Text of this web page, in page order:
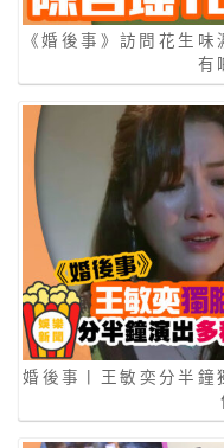
《婚後事》訪問花生
有
婚後事丨王敏奕分半